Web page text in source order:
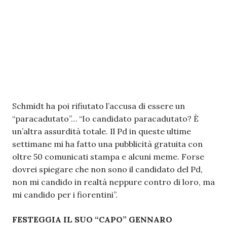
Schmidt ha poi rifiutato l’accusa di essere un
“paracadutato”… “Io candidato paracadutato? È
un’altra assurdità totale. Il Pd in queste ultime
settimane mi ha fatto una pubblicità gratuita con
oltre 50 comunicati stampa e alcuni meme. Forse
dovrei spiegare che non sono il candidato del Pd,
non mi candido in realtà neppure contro di loro, ma
mi candido per i fiorentini”.
FESTEGGIA IL SUO “CAPO” GENNARO